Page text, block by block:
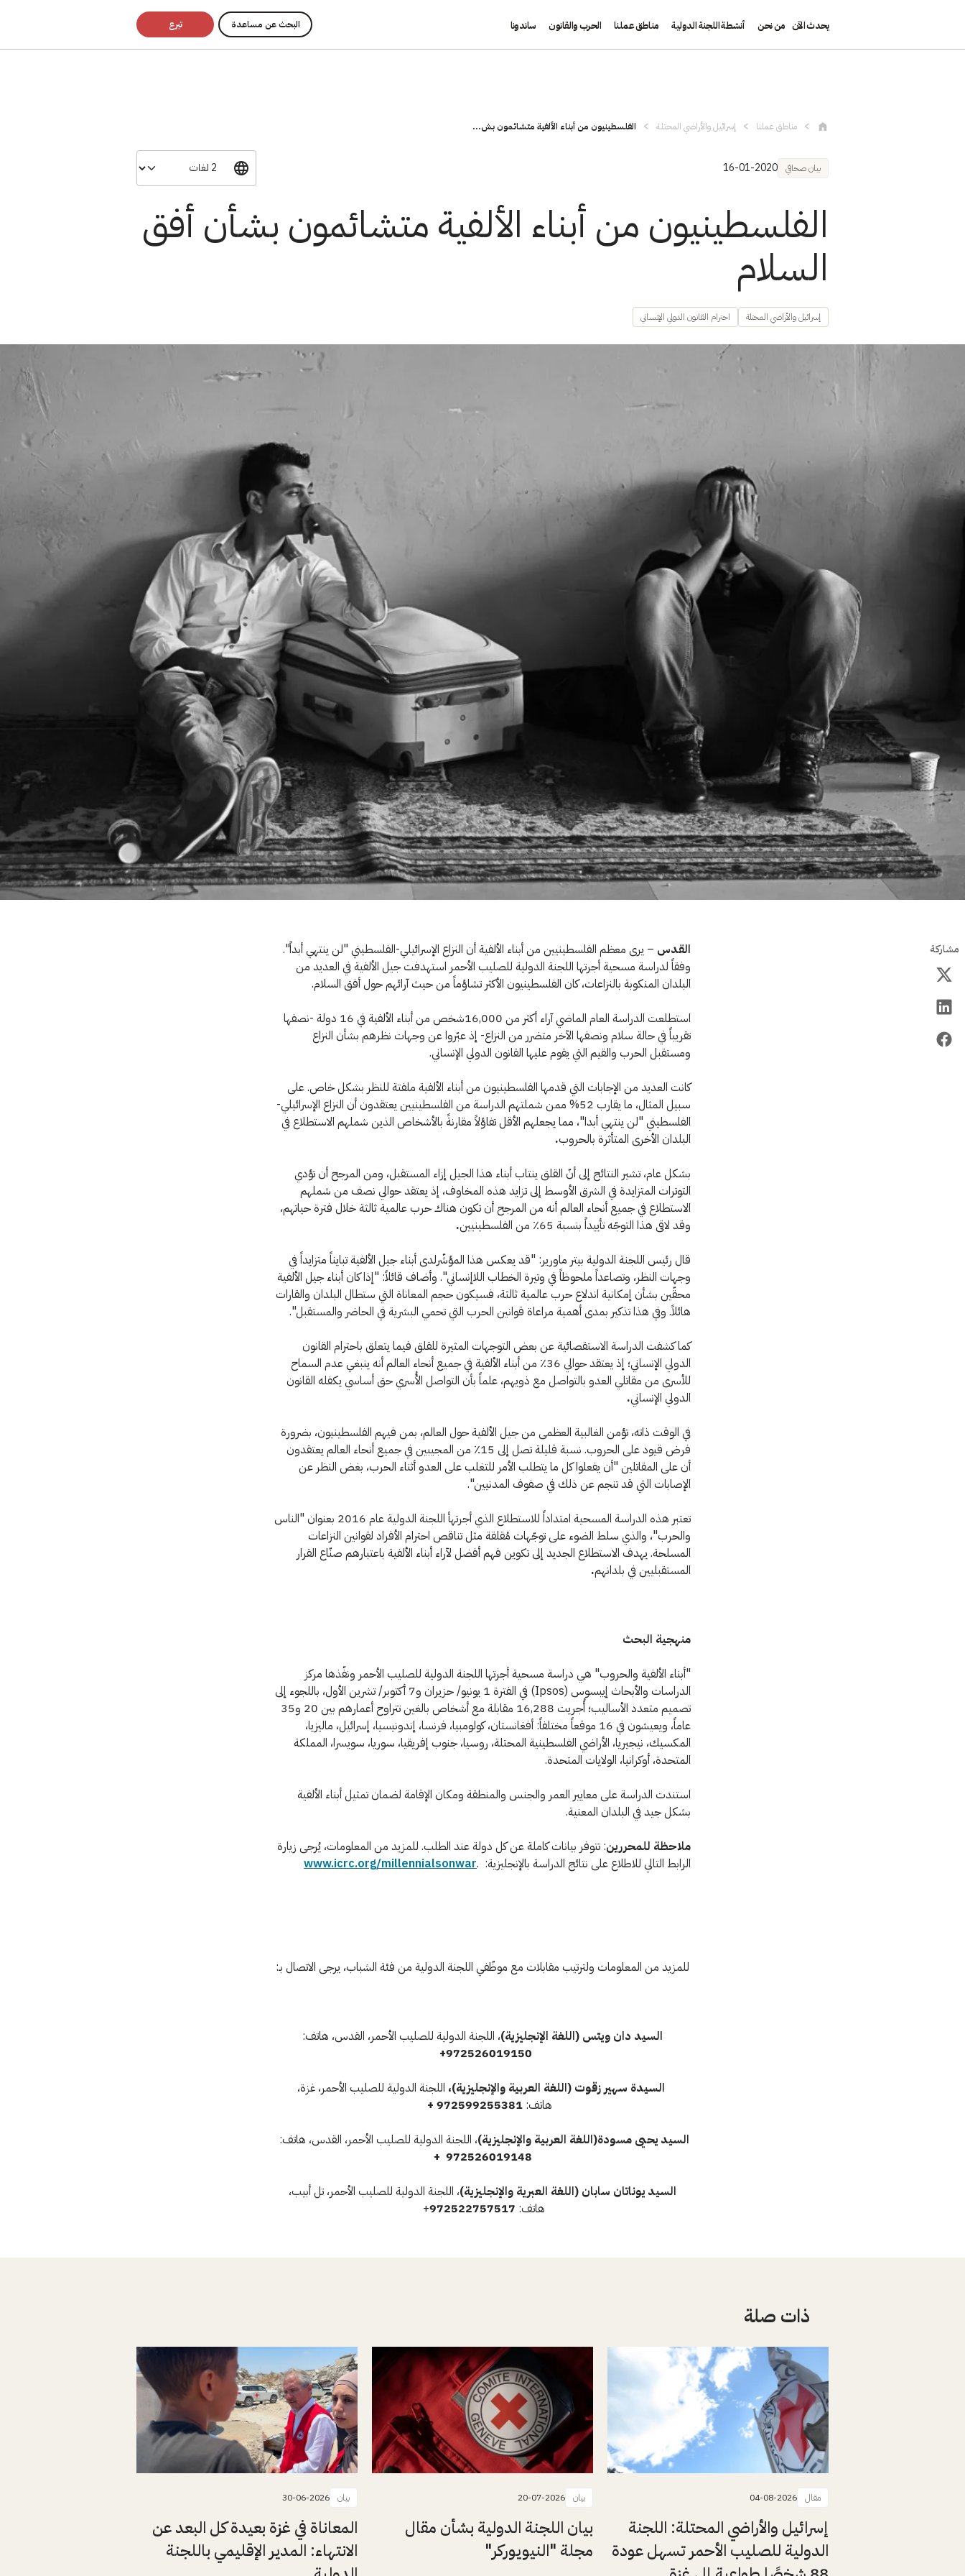
يحدث الآن من نحن أنشطة اللجنة الدولية مناطق عملنا الحرب والقانون ساندونا البحث عن مساعدة تبرع
مناطق عملنا إسرائيل والأراضي المحتلة الفلسطينيون من أبناء الألفية متشائمون بش...
بيان صحافي 16-01-2020
الفلسطينيون من أبناء الألفية متشائمون بشأن أفق
السلام
إسرائيل والأراضي المحتلة احترام القانون الدولي الإنساني
مشاركة القدس – يرى معظم الفلسطينيين من أبناء الألفية أن النزاع الإسرائيلي-الفلسطيني "لن ينتهي أبداً".
وفقاً لدراسة مسحية أجرتها اللجنة الدولية للصليب الأحمر استهدفت جيل الألفية في العديد من
البلدان المنكوبة بالنزاعات، كان الفلسطينيون الأكثر تشاؤماً من حيث آرائهم حول أفق السلام.
استطلعت الدراسة العام الماضي آراء أكثر من 16,000شخص من أبناء الألفية في 16 دولة -نصفها
تقريباً في حالة سلام ونصفها الآخر متضرر من النزاع- إذ عبّروا عن وجهات نظرهم بشأن النزاع
ومستقبل الحرب والقيم التي يقوم عليها القانون الدولي الإنساني.
كانت العديد من الإجابات التي قدمها الفلسطينيون من أبناء الألفية ملفتة للنظر بشكل خاص. على
سبيل المثال، ما يقارب 52% ممن شملتهم الدراسة من الفلسطينيين يعتقدون أن النزاع الإسرائيلي-
الفلسطيني "لن ينتهي أبدا"، مما يجعلهم الأقل تفاؤلاً مقارنةً بالأشخاص الذين شملهم الاستطلاع في
البلدان الأخرى المتأثرة بالحروب.
بشكل عام، تشير النتائج إلى أنّ القلق ينتاب أبناء هذا الجيل إزاء المستقبل، ومن المرجح أن تؤدي
التوترات المتزايدة في الشرق الأوسط إلى تزايد هذه المخاوف، إذ يعتقد حوالي نصف من شملهم
الاستطلاع في جميع أنحاء العالم أنه من المرجح أن تكون هناك حرب عالمية ثالثة خلال فترة حياتهم،
وقد لاقى هذا التوجّه تأييداً بنسبة 65٪ من الفلسطينيين
.
قال رئيس اللجنة الدولية بيتر ماورير: "قد يعكس هذا المؤشّرلدى أبناء جيل الألفية تبايناً متزايداً في
وجهات النظر، وتصاعداً ملحوظاً في وتيرة الخطاب اللاإنساني". وأضاف قائلاً: "إذا كان أبناء جيل الألفية
محقّين بشأن إمكانية اندلاع حرب عالمية ثالثة، فسيكون حجم المعاناة التي ستطال البلدان والقارات
هائلاً. وفي هذا تذكير بمدى أهمية مراعاة قوانين الحرب التي تحمي البشرية في الحاضر والمستقبل".
كما كشفت الدراسة الاستقصائية عن بعض التوجهات المثيرة للقلق فيما يتعلق باحترام القانون
الدولي الإنساني؛ إذ يعتقد حوالي 36٪ من أبناء الألفية في جميع أنحاء العالم أنه ينبغي عدم السماح
للأسرى من مقاتلي العدو بالتواصل مع ذويهم، علماً بأن التواصل الأُسري حق أساسي يكفله القانون
الدولي الإنساني.
في الوقت ذاته، تؤمن الغالبية العظمى من جيل الألفية حول العالم، بمن فيهم الفلسطينيون، بضرورة
فرض قيود على الحروب. نسبة قليلة تصل إلى 15٪ من المجيبين في جميع أنحاء العالم يعتقدون
أن على المقاتلين "أن يفعلوا كل ما يتطلب الأمر للتغلب على العدو أثناء الحرب، بغض النظر عن
الإصابات التي قد تنجم عن ذلك في صفوف المدنيين".
تعتبر هذه الدراسة المسحية امتداداً للاستطلاع الذي أجرتهأ اللجنة الدولية عام 2016 بعنوان "الناس
والحرب"، والذي سلط الضوء على توجّهات مُقلقة مثل تناقص احترام الأفراد لقوانين النزاعات
المسلحة. يهدف الاستطلاع الجديد إلى تكوين فهم أفضل لآراء أبناء الألفية باعتبارهم صنّاع القرار
المستقبليين في بلدانهم.
منهجية البحث
"أبناء الألفية والحروب" هي دراسة مسحية أجرتها اللجنة الدولية للصليب الأحمر ونفّذها مركز
الدراسات والأبحاث إيبسوس (Ipsos) في الفترة 1 يونيو/ حزيران و7 أكتوبر/ تشرين الأول، باللجوء إلى
تصميم متعدد الأساليب؛ أُجريت 16,288 مقابلة مع أشخاص بالغين تتراوح أعمارهم بين 20 و35
عاماً، ويعيشون في 16 موقعاً مختلفاً: أفغانستان، كولومبيا، فرنسا، إندونيسيا، إسرائيل، ماليزيا،
المكسيك، نيجيريا، الأراضي الفلسطينية المحتلة، روسيا، جنوب إفريقيا، سوريا، سويسرا، المملكة
المتحدة، أوكرانيا، الولايات المتحدة.
استندت الدراسة على معايير العمر والجنس والمنطقة ومكان الإقامة لضمان تمثيل أبناء الألفية
بشكل جيد في البلدان المعنية.
ملاحظة للمحررين: تتوفر بيانات كاملة عن كل دولة عند الطلب. للمزيد من المعلومات، يُرجى زيارة
الرابط التالي للاطلاع على نتائج الدراسة بالإنجليزية: .www.icrc.org/millennialsonwar
للمزيد من المعلومات ولترتيب مقابلات مع موظّفي اللجنة الدولية من فئة الشباب، يرجى الاتصال بـ:
السيد دان ويتس (اللغة الإنجليزية)، اللجنة الدولية للصليب الأحمر، القدس، هاتف:
972526019150+
السيدة سهير زقوت (اللغة العربية والإنجليزية)، اللجنة الدولية للصليب الأحمر، غزة،
هاتف: 972599255381 +
السيد يحيى مسودة(اللغة العربية والإنجليزية)، اللجنة الدولية للصليب الأحمر، القدس، هاتف:
972526019148 +
السيد يوناتان سابان (اللغة العبرية والإنجليزية)، اللجنة الدولية للصليب الأحمر، تل أبيب،
هاتف: 972522757517
+
ذات صلة
مقال 04-08-2026
إسرائيل والأراضي المحتلة: اللجنة
الدولية للصليب الأحمر تسهل عودة
بيان 20-07-2026
بيان اللجنة الدولية بشأن مقال
مجلة "النيويوركر"
بيان 30-06-2026
المعاناة في غزة بعيدة كل البعد عن
الانتهاء: المدير الإقليمي باللجنة